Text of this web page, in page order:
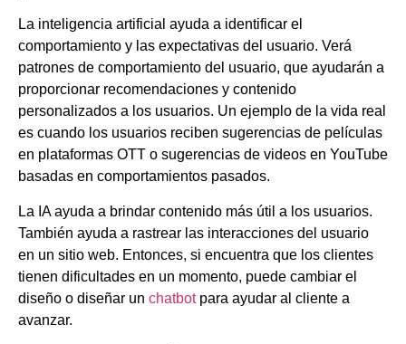
La inteligencia artificial ayuda a identificar el
comportamiento y las expectativas del usuario. Verá
patrones de comportamiento del usuario, que ayudarán a
proporcionar recomendaciones y contenido
personalizados a los usuarios. Un ejemplo de la vida real
es cuando los usuarios reciben sugerencias de películas
en plataformas OTT o sugerencias de videos en YouTube
basadas en comportamientos pasados.
La IA ayuda a brindar contenido más útil a los usuarios.
También ayuda a rastrear las interacciones del usuario
en un sitio web. Entonces, si encuentra que los clientes
tienen dificultades en un momento, puede cambiar el
diseño o diseñar un chatbotpara ayudar al cliente a
avanzar.